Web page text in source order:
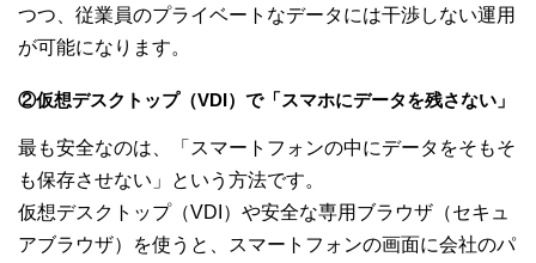
つつ、従業員のプライベートなデータには干渉しない運用
が可能になります。
②仮想デスクトップ（VDI）で「スマホにデータを残さない」
最も安全なのは、「スマートフォンの中にデータをそもそ
も保存させない」という方法です。
仮想デスクトップ（VDI）や安全な専用ブラウザ（セキュ
アブラウザ）を使うと、スマートフォンの画面に会社のパ